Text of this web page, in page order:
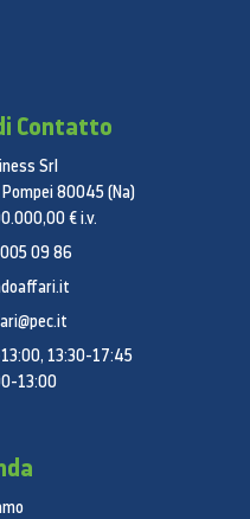
Contatto
Srl
80045 (Na)
€ i.v.
09 86
13:30-17:45
13:00